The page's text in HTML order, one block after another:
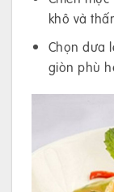
khô và
Chọn dưa
giòn phù